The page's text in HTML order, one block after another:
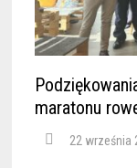
maratonu
22 września